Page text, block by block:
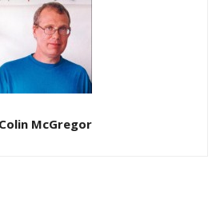
Colin McGregor